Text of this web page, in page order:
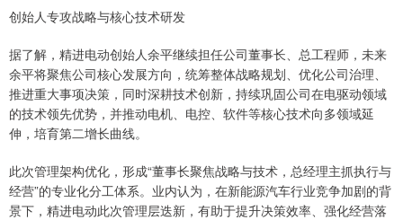
创始人专攻战略与核心技术研发
据了解，精进电动创始人余平继续担任公司董事长、总工程师，未来
余平将聚焦公司核心发展方向，统筹整体战略规划、优化公司治理、
推进重大事项决策，同时深耕技术创新，持续巩固公司在电驱动领域
的技术领先优势，并推动电机、电控、软件等核心技术向多领域延
伸，培育第二增长曲线。
此次管理架构优化，形成“董事长聚焦战略与技术，总经理主抓执行与
经营”的专业化分工体系。业内认为，在新能源汽车行业竞争加剧的背
景下，精进电动此次管理层迭新，有助于提升决策效率、强化经营落